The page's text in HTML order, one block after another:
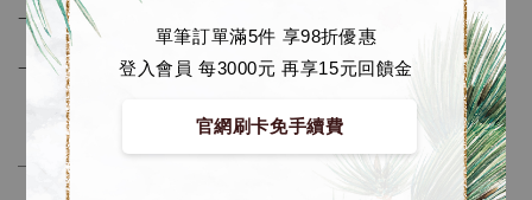
單筆訂單滿5件 享98折優惠
登入會員 每3000元 再享15元回饋金
官網刷卡免手續費
– 材質為 進口樹脂, PU
– 附金屬銘牌
──────────────